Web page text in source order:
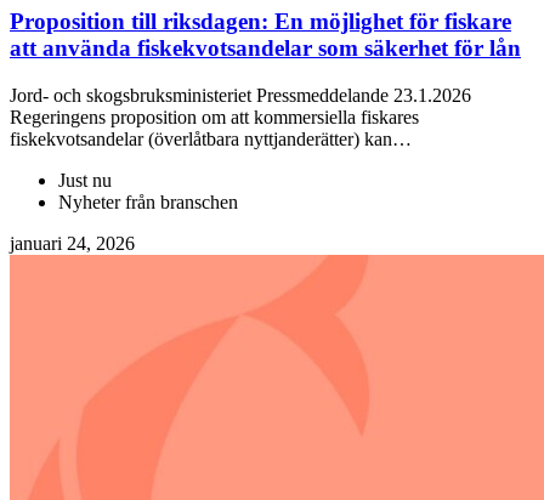
Proposition till riksdagen: En möjlighet för fiskare
att använda fiskekvotsandelar som säkerhet för lån
Jord- och skogsbruksministeriet Pressmeddelande 23.1.2026
Regeringens proposition om att kommersiella fiskares
fiskekvotsandelar (överlåtbara nyttjanderätter) kan…
Just nu
Nyheter från branschen
januari 24, 2026